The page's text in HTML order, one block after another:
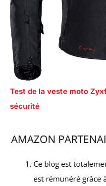
Test de la veste moto
sécurité